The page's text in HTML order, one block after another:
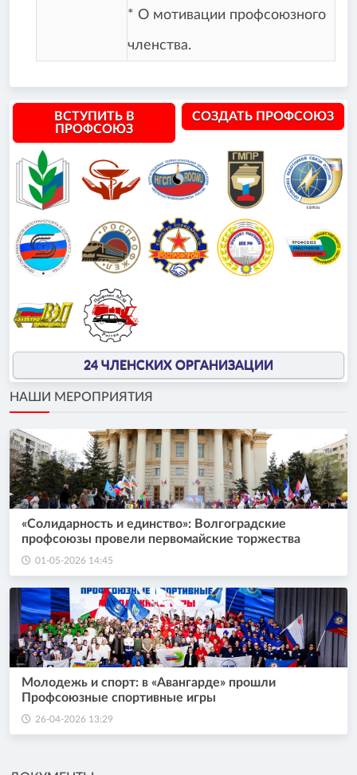
* О мотивации профсоюзного
членства.
ВСТУПИТЬ В
ПРОФСОЮЗ
СОЗДАТЬ ПРОФСОЮЗ
24 ЧЛЕНСКИХ ОРГАНИЗАЦИИ
НАШИ МЕРОПРИЯТИЯ
«Солидарность и единство»: Волгоградские
профсоюзы провели первомайские торжества
01-05-2026 14:45
Молодежь и спорт: в «Авангарде» прошли
Профсоюзные спортивные игры
26-04-2026 13:29